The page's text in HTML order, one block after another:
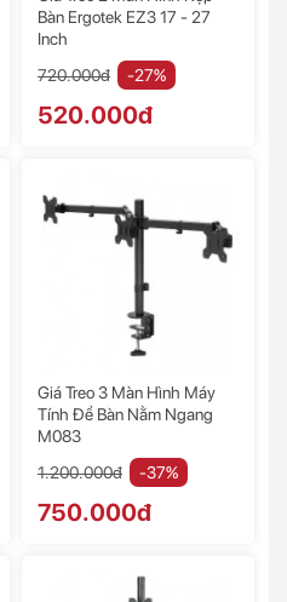
Bàn Ergotek EZ3 17 - 27
Inch
720.000đ
-27%
520.000đ
Giá Treo 3 Màn Hình Máy
Tính Để Bàn Nằm Ngang
M083
1.200.000đ
-37%
750.000đ